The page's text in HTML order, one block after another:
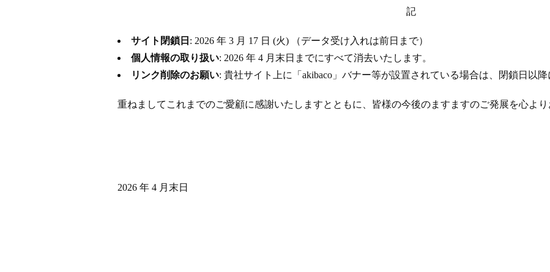
記
サイト閉鎖日 : 2026 年 3 月 17 日 (火) （データ受け入れは前日まで）
個人情報の取り扱い: 2026 年 4 月末日までにすべて消去いたします。
リンク削除のお願い: 貴社サイト上に「akibaco」バナー等が設置されている場合は、閉鎖日以降
重ねましてこれまでのご愛顧に感謝いたしますとともに、皆様の今後のますますのご発展を心より
2026 年 4 月末日